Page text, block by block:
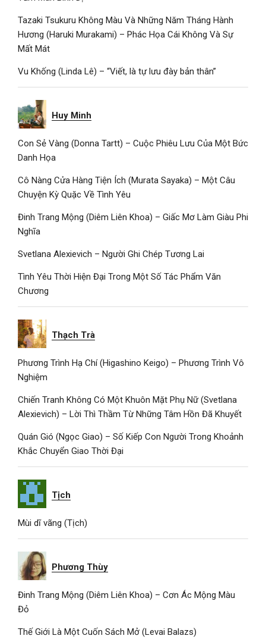
Tazaki Tsukuru Không Màu Và Những Năm Tháng Hành
Hương (Haruki Murakami) – Phác Họa Cái Không Và Sự
Mất Mát
Vu Khống (Linda Lê) – “Viết, là tự lưu đày bản thân”
Huy Minh
Con Sẻ Vàng (Donna Tartt) – Cuộc Phiêu Lưu Của Một Bức
Danh Họa
Cô Nàng Cửa Hàng Tiện Ích (Murata Sayaka) – Một Câu
Chuyện Kỳ Quặc Về Tình Yêu
Đinh Trang Mộng (Diêm Liên Khoa) – Giấc Mơ Làm Giàu Phi
Nghĩa
Svetlana Alexievich – Người Ghi Chép Tương Lai
Tình Yêu Thời Hiện Đại Trong Một Số Tác Phẩm Văn
Chương
Thạch Trà
Phương Trình Hạ Chí (Higashino Keigo) – Phương Trình Vô
Nghiệm
Chiến Tranh Không Có Một Khuôn Mặt Phụ Nữ (Svetlana
Alexievich) – Lời Thì Thầm Từ Những Tâm Hồn Đã Khuyết
Quán Gió (Ngọc Giao) – Số Kiếp Con Người Trong Khoảnh
Khắc Chuyển Giao Thời Đại
Tịch
Mùi dĩ vãng (Tịch)
Phương Thùy
Đinh Trang Mộng (Diêm Liên Khoa) – Cơn Ác Mộng Màu
Đỏ
Thế Giới Là Một Cuốn Sách Mở (Levai Balazs)